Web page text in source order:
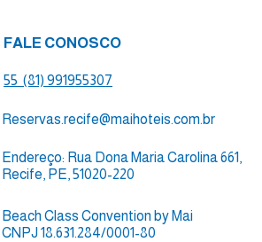
FALE CONOSCO
55 (81) 991955307
Reservas.recife@maihoteis.com.br
Endereço: Rua Dona Maria Carolina 661,
Recife, PE, 51020-220
Beach Class Convention by Mai
CNPJ 18.631.284/0001-80